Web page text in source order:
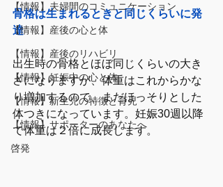
【情報】夫婦間のコミュニケーション
【情報】産後の心と体
【情報】産後のリハビリ
【情報】妊娠中の心と体
【情報】新生児の特徴と育児
【情報】サポーターのあなたへ
啓発
骨格は生まれるときと同じくらいに発
達
出生時の骨格とほぼ同じくらいの大き
さになりますが、体重はこれからかな
り増加するので、まだほっそりとした
体つきになっています。妊娠30週以降
で体重は２倍に成長します。